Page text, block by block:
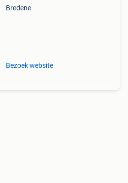
Bredene
Bezoek website